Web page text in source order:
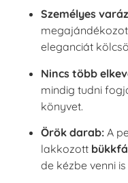
Személyes
eleganciát
Nincs több
mindig tudni
könyvet.
Örök darab: A
lakkozott
de kézbe venni